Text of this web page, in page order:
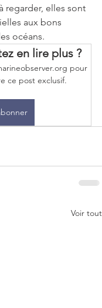
regarder, elles sont
aux bons
océans.
en lire plus ?
pour
ce post exclusif.
Voir tout